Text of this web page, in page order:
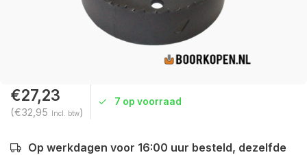
€27,23
(€32,95 Incl. btw)
7 op voorraad
Op werkdagen voor 16:00 uur besteld, dezelfde